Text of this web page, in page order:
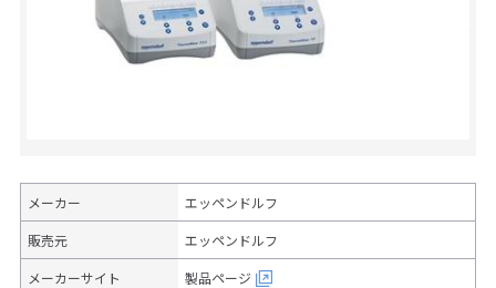
メーカー エッペンドルフ
販売元 エッペンドルフ
メーカーサイト 製品ページ